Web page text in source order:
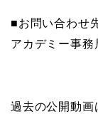
■お問い合わ
アカデミー事務
担
過去の公開動画